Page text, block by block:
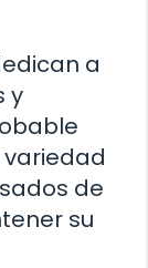
a
y
de
su